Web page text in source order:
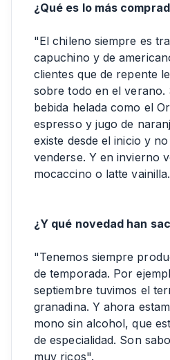
¿Qué es lo más
"El chileno siempre es
capuchino y de
clientes que de repente
sobre todo en el verano.
bebida helada como el
espresso y jugo de
existe desde el inicio y
venderse. Y en invierno
mocaccino o latte vainilla.
¿Y qué novedad han
"Tenemos siempre
de temporada. Por
septiembre tuvimos el
granadina. Y ahora
mono sin alcohol, que
de especialidad. Son
muy ricos".